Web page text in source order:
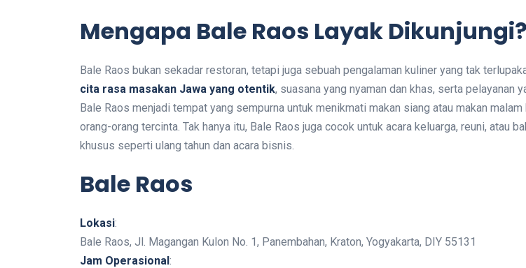
Mengapa Bale Raos Layak Dikunjungi?
Bale Raos bukan sekadar restoran, tetapi juga sebuah pengalaman kuliner yang tak
cita rasa masakan Jawa yang otentik, suasana yang nyaman dan khas, serta pelayanan
Bale Raos menjadi tempat yang sempurna untuk menikmati makan siang atau makan
orang-orang tercinta. Tak hanya itu, Bale Raos juga cocok untuk acara keluarga, reuni, atau
khusus seperti ulang tahun dan acara bisnis.
Bale Raos
Lokasi:
Bale Raos, Jl. Magangan Kulon No. 1, Panembahan, Kraton, Yogyakarta, DIY 55131
Jam Operasional: